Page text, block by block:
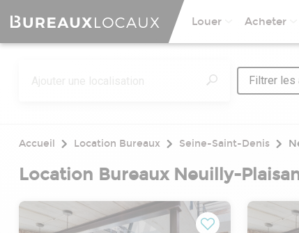
Louer Acheter
Filtrer les
Accueil Location Bureaux Seine-Saint-Denis
Location Bureaux Neuilly-